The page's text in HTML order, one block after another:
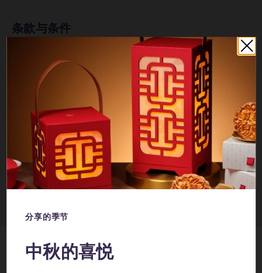
条款与条件
此优惠适用于提前30天或更早预订且连续入住至少四晚的“提前
预订”客房，并以预订时的“最佳可用房价”为准。
房价需另加10%的服务费及现行政府税费。
此优惠不适用于团体预订，且不可与其他促销活动同时使用。
预订时需支付全额不可退款的预付款。
预订不可更改，亦不可转让。
预订不可取消，亦不可修改。
不累积航空里程。
适用截止日期。
分享的季节
中秋的喜悦